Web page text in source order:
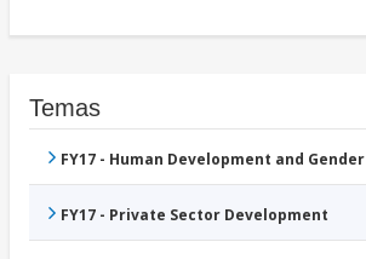
Temas
FY17 - Human Development and Gender
FY17 - Private Sector Development